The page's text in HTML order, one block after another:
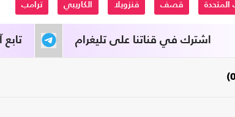
المتحدة قصف فنزويلا الكاريبي ترامب
تابع اشترك في قناتنا على تليغرام